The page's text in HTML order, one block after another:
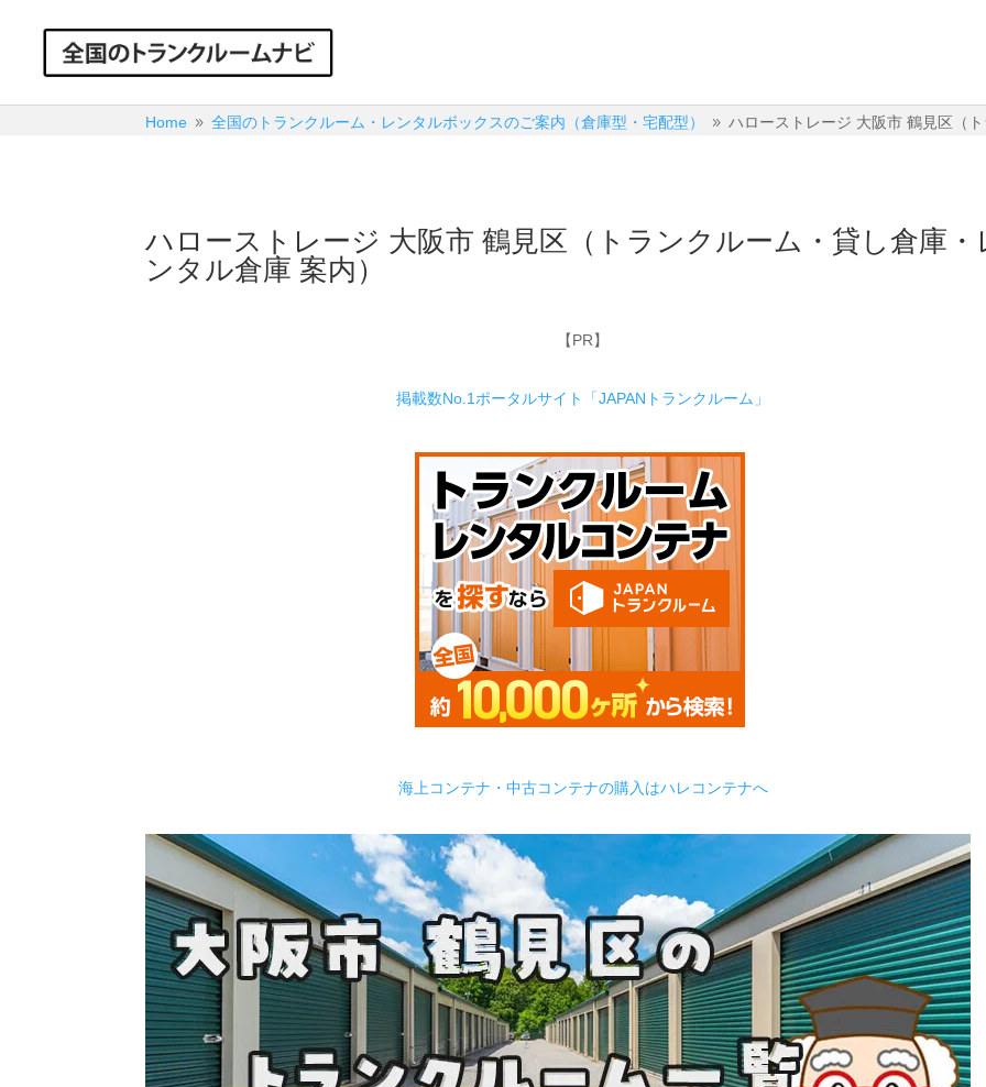
Home 9 全国のトランクルーム・レンタルボックスのご案内（倉庫型・宅配型） 9 ハローストレージ 大阪市 鶴見区（
ハローストレージ 大阪市 鶴見区（トランクルーム・貸し倉庫・
ンタル倉庫 案内）
【PR】
掲載数No.1ポータルサイト「JAPANトランクルーム」
海上コンテナ・中古コンテナの購入はハレコンテナへ